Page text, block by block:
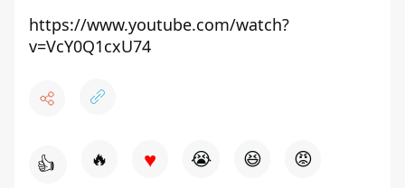
https://www.youtube.com/watch?
v=VcY0Q1cxU74
👍 🔥 ♥ 😭 😆 😡